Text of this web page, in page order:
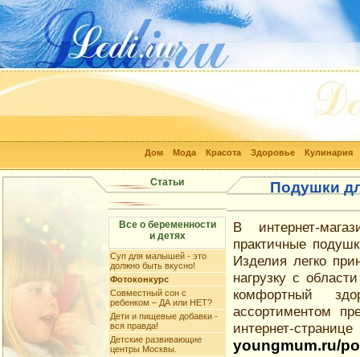
Дом Мода Красота Здоровье Кулинария
Статьи Подушки
Все о беременности
и детях
Суп для малышей - это
должно быть вкусно!
Фотоконкурс
Совместный сон с
ребенком – ДА или НЕТ?
Дети и пищевые добавки -
вся правда!
Детские развивающие
центры Москвы.
В интернет-
практичные
Изделия легко
нагрузку с
комфортный
ассортиментом
интернет-странице
youngmum.ru/